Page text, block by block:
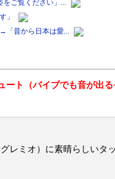
をご覧ください」...
」
「昔から日本は愛...
ト（バイブでも音が出
レミオ）に素晴らしいタ